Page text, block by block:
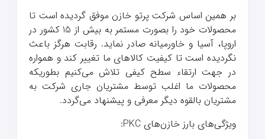
بر همین اساس شرکت پرتو خازن موفق گردیده است تا
محصولات خود را بصورت مستمر به بیش از 15 کشور در
اروپا، آسیا و خاورمیانه صادر نماید. رقابت هرگز باعث
نگردیده است تا کیفیت کالاهای ما تغییر کند و همواره
در جهت ارتقاء سطح کیفی تلاش می‌کنیم بطوریکه
محصولات ما اغلب توسط مشتریان جاری شرکت به
مشتریان بالقوه دیگر معرفی و پیشنهاد می‌گردد.
ویژگی‌های بارز خازن‌های PKC: